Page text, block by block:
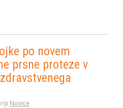
po novem
prsne proteze v
Novice